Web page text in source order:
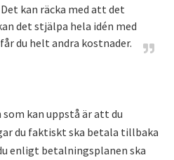
kan räcka med att det
det stjälpa hela idén med
du helt andra kostnader.
kan uppstå är att du
du faktiskt ska betala tillbaka
enligt betalningsplanen ska